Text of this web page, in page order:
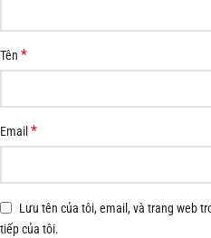
Tên *
Email*
Lưu tên của tôi, email, và trang web
tiếp của tôi.